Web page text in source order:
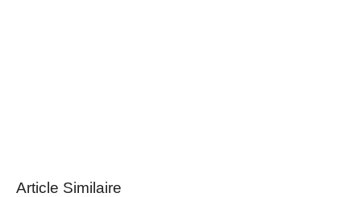
Article Similaire